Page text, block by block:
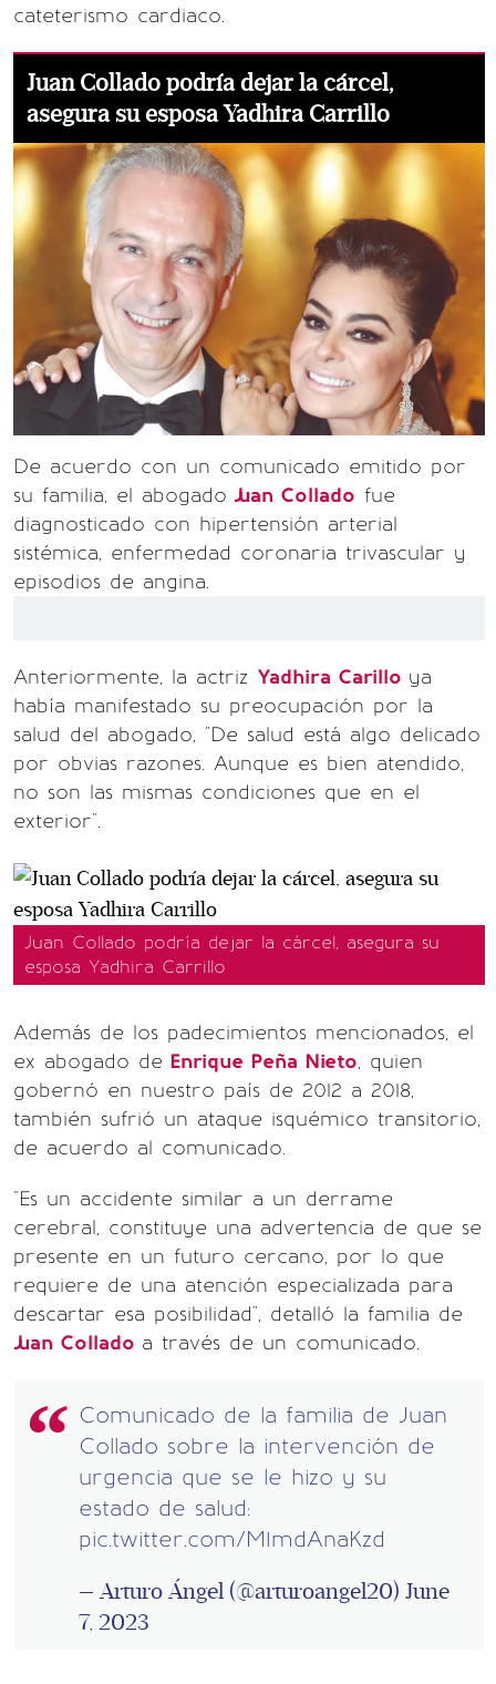
cateterismo cardiaco.
Juan Collado podría dejar la cárcel,
asegura su esposa Yadhira Carrillo
De acuerdo con un comunicado emitido por
su familia, el abogado Juan Collado fue
diagnosticado con hipertensión arterial
sistémica, enfermedad coronaria trivascular y
episodios de angina.
Anteriormente, la actriz Yadhira Carillo ya
había manifestado su preocupación por la
salud del abogado, "De salud está algo delicado
por obvias razones. Aunque es bien atendido,
no son las mismas condiciones que en el
exterior".
Juan Collado podría dejar la cárcel, asegura su
esposa Yadhira Carrillo
Además de los padecimientos mencionados, el
ex abogado de Enrique Peña Nieto, quien
gobernó en nuestro país de 2012 a 2018,
también sufrió un ataque isquémico transitorio,
de acuerdo al comunicado.
"Es un accidente similar a un derrame
cerebral, constituye una advertencia de que se
presente en un futuro cercano, por lo que
requiere de una atención especializada para
descartar esa posibilidad", detalló la familia de
Juan Collado a través de un comunicado.
Comunicado de la familia de Juan
Collado sobre la intervención de
urgencia que se le hizo y su
estado de salud:
pic.twitter.com/M1mdAnaKzd
— Arturo Ángel (@arturoangel20) June
7, 2023